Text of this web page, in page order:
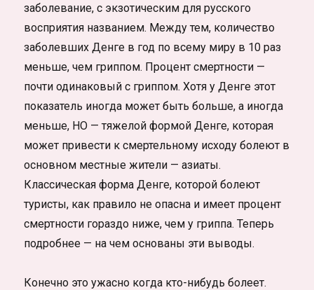
заболевание, с экзотическим для русского
восприятия названием. Между тем, количество
заболевших Денге в год по всему миру в 10 раз
меньше, чем гриппом. Процент смертности —
почти одинаковый с гриппом. Хотя у Денге этот
показатель иногда может быть больше, а иногда
меньше, НО — тяжелой формой Денге, которая
может привести к смертельному исходу болеют в
основном местные жители — азиаты.
Классическая форма Денге, которой болеют
туристы, как правило не опасна и имеет процент
смертности гораздо ниже, чем у гриппа. Теперь
подробнее — на чем основаны эти выводы.
Конечно это ужасно когда кто-нибудь болеет.